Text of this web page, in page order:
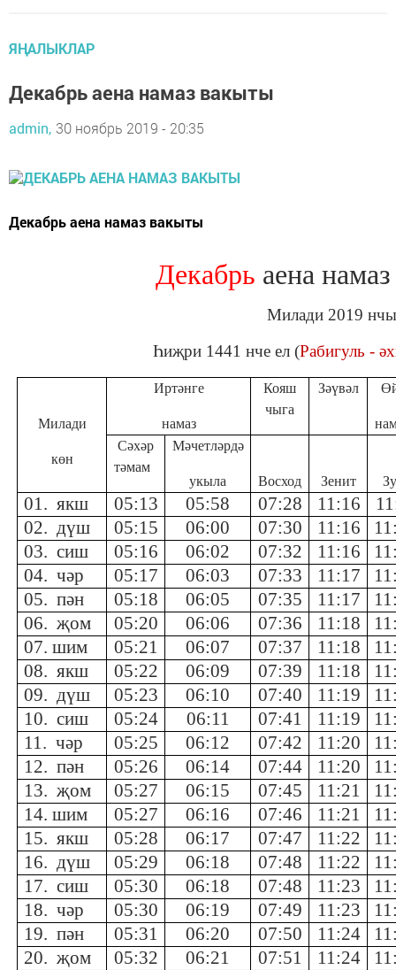
ЯҢАЛЫКЛАР
Декабрь аена намаз вакыты
admin, 30 ноябрь 2019 - 20:35
Декабрь аена намаз вакыты
Декабрь аена
Милади 2019
Һиҗри 1441 нче ел (Рабигуль -
Милади
көн
Иртәнге
намаз
Кояш
чыга
Зәүвәл
Сәхәр
тәмам
Мәчетләрдә
укыла Восход Зенит
01. якш 05:13 05:58 07:28 11:16
02. дүш
05:15 06:00 07:30 11:16
03. сиш
05:16 06:02 07:32 11:16
04. чәр
05:17 06:03 07:33 11:17
05. пән
05:18 06:05 07:35 11:17
06. җом
05:20 06:06 07:36 11:18
07. шим
05:21 06:07 07:37 11:18
08. якш
05:22 06:09 07:39 11:18
09. дүш
05:23 06:10 07:40 11:19
10. сиш
05:24 06:11 07:41 11:19
11. чәр
05:25 06:12 07:42 11:20
12. пән
05:26 06:14 07:44 11:20
13. җом
05:27 06:15 07:45 11:21
14. шим
05:27 06:16 07:46 11:21
15. якш
05:28 06:17 07:47 11:22
16. дүш
05:29 06:18 07:48 11:22
17. сиш
05:30 06:18 07:48 11:23
18. чәр
05:30 06:19 07:49 11:23
19. пән
05:31 06:20 07:50 11:24
20. җом
05:32 06:21 07:51 11:24